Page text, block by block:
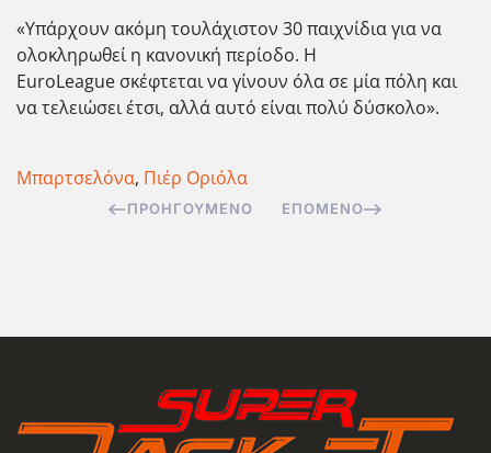
«Υπάρχουν ακόμη τουλάχιστον 30 παιχνίδια για να
ολοκληρωθεί η κανονική περίοδο. Η
EuroLeague σκέφτεται να γίνουν όλα σε μία πόλη και
να τελειώσει έτσι, αλλά αυτό είναι πολύ δύσκολο».
Μπαρτσελόνα, Πιέρ Οριόλα
ΠΡΟΗΓΟΎΜΕΝΟ ΕΠΌΜΕΝΟ